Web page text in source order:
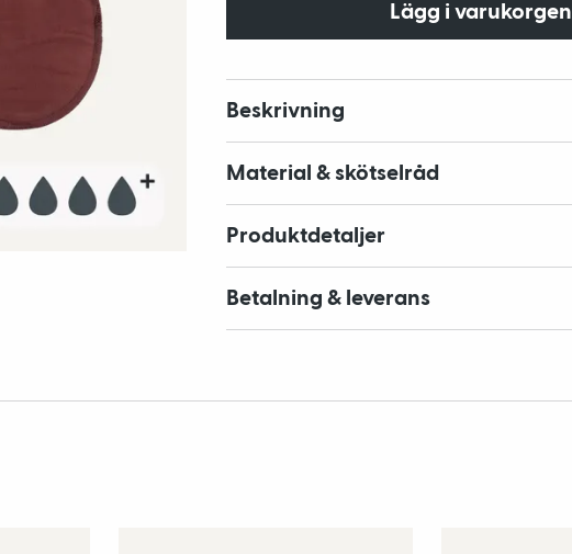
Lägg i varukorgen
Beskrivning
Material & skötselråd
Produktdetaljer
Betalning & leverans